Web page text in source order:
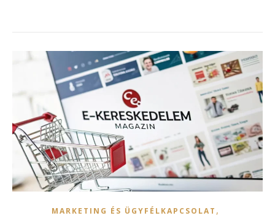
MARKETING ÉS ÜGYFÉLKAPCSOLAT ,